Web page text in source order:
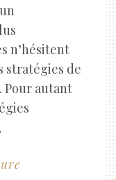
n’hésitent
stratégies de
Pour autant